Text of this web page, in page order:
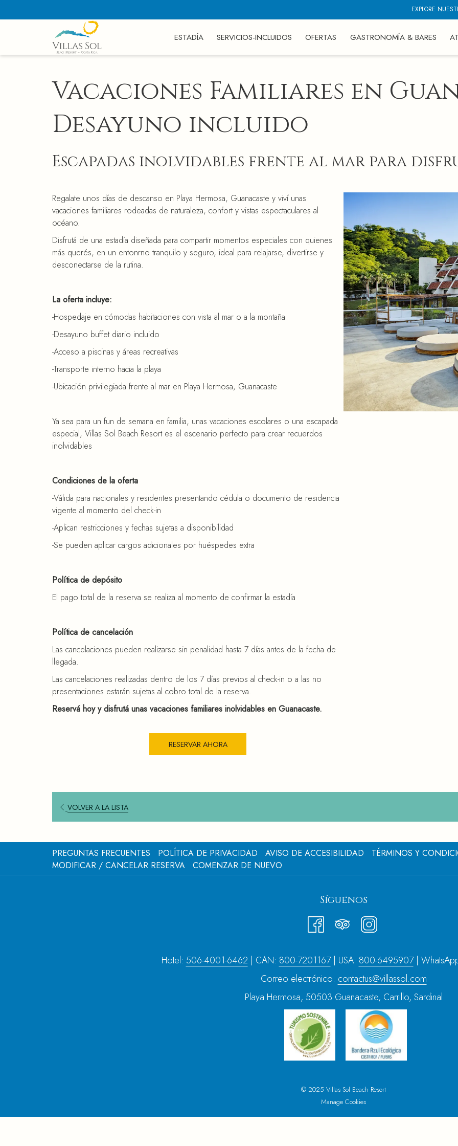
EXPLORE
ESTADÍA SERVICIOS-INCLUIDOS OFERTAS GASTRONOMÍA & BARES
Vacaciones Familiares en
Desayuno incluido
Escapadas inolvidables frente al mar para
Regalate unos días de descanso en Playa Hermosa, Guanacaste y viví unas
vacaciones familiares rodeadas de naturaleza, confort y vistas espectaculares al
océano.
Disfrutá de una estadía diseñada para compartir momentos especiales con quienes
más querés, en un entonrno tranquilo y seguro, ideal para relajarse, divertirse y
desconectarse de la rutina.
La oferta incluye:
-Hospedaje en cómodas habitaciones con vista al mar o a la montaña
-Desayuno buffet diario incluido
-Acceso a piscinas y áreas recreativas
-Transporte interno hacia la playa
-Ubicación privilegiada frente al mar en Playa Hermosa, Guanacaste
Ya sea para un fun de semana en familia, unas vacaciones escolares o una escapada
especial, Villas Sol Beach Resort es el escenario perfecto para crear recuerdos
inolvidables
Condiciones de la oferta
-Válida para nacionales y residentes presentando cédula o documento de residencia
vigente al momento del check-in
-Aplican restricciones y fechas sujetas a disponibilidad
-Se pueden aplicar cargos adicionales por huéspedes extra
Política de depósito
El pago total de la reserva se realiza al momento de confirmar la estadía
Política de cancelación
Las cancelaciones pueden realizarse sin penalidad hasta 7 días antes de la fecha de
llegada.
Las cancelaciones realizadas dentro de los 7 días previos al check-in o a las no
presentaciones estarán sujetas al cobro total de la reserva.
Reservá hoy y disfrutá unas vacaciones familiares inolvidables en Guanacaste.
RESERVAR AHORA
VOLVER A LA LISTA
PREGUNTAS FRECUENTES POLÍTICA DE PRIVACIDAD AVISO DE ACCESIBILIDAD TÉRMINOS Y
MODIFICAR / CANCELAR RESERVA
COMENZAR DE NUEVO
Síguenos
Hotel: 506-4001-6462 | CAN: 800-7201167| USA: 800-6495907|
Correo electrónico: contactus@villassol.com
Playa Hermosa, 50503 Guanacaste, Carrillo, Sardinal
© 2025 Villas Sol Beach Resort
Manage Cookies